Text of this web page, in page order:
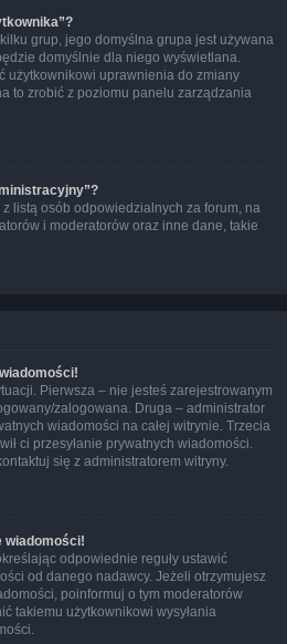
grup, jego domyślna grupa jest używana
domyślnie dla niego wyświetlana.
użytkownikowi uprawnienia do zmiany
to zrobić z poziomu panelu zarządzania
listą osób odpowiedzialnych za forum, na
i moderatorów oraz inne dane, takie
Pierwsza – nie jesteś zarejestrowanym
zalogowana. Druga – administrator
wiadomości na całej witrynie. Trzecia
ci przesyłanie prywatnych wiadomości.
się z administratorem witryny.
wiadomości!
odpowiednie reguły ustawić
od danego nadawcy. Jeżeli otrzymujesz
poinformuj o tym moderatorów
takiemu użytkownikowi wysyłania